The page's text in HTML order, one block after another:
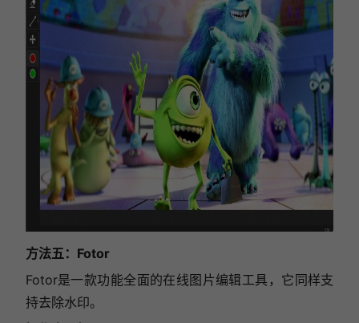
方法五：Fotor
Fotor是一款功能全面的在线图片编辑工具，它同样支
持去除水印。